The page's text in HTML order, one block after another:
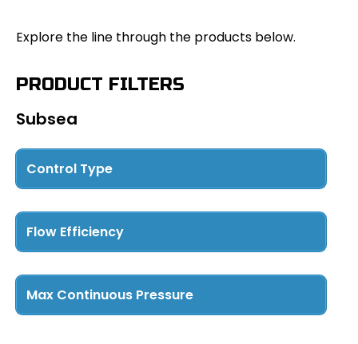
PRODUCT FILTERS
Subsea
Control Type
Pressure Control(3)
Directional Control
Flow Efficiency
Cv Less than 5(3)
Cv 5 – 15(3)
Cv Greater than 15(3)
Max Continuous Pressure
Explore the line through the products below.